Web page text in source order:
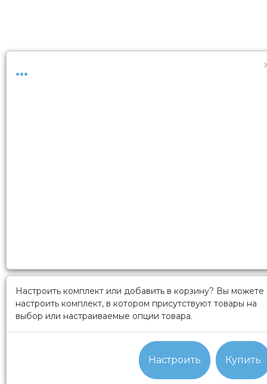
...
Настроить комплект или добавить в корзину? Вы можете
настроить комплект, в котором присутствуют товары на
выбор или настраиваемые опции товара.
Настроить Купить